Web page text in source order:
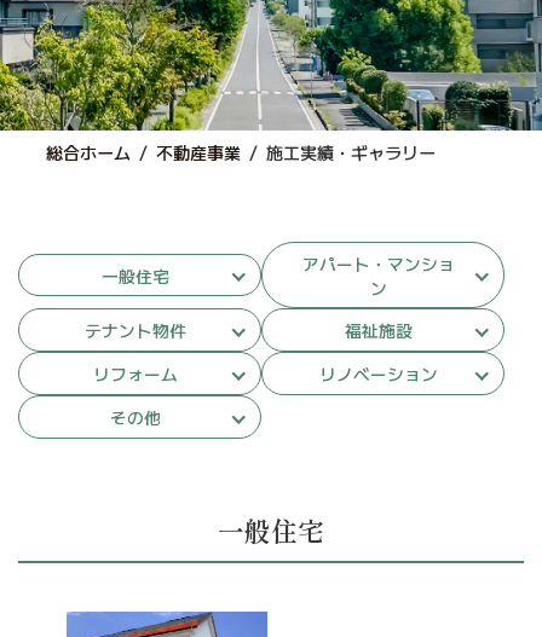
総合ホーム 不動産事業 施工実績・ギャラリー
一般住宅
アパート・マンショ
ン
テナント物件
福祉施設
リフォーム
リノベーション
その他
一般住宅